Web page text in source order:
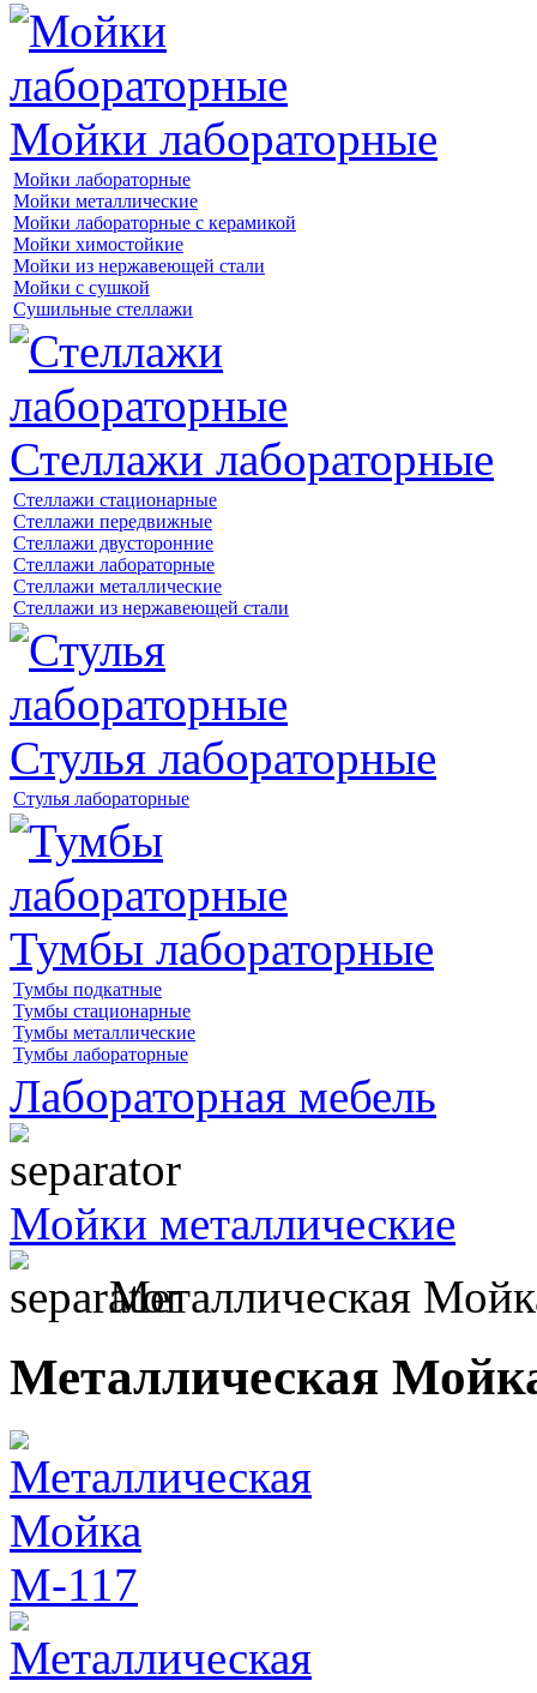
Мойки лабораторные
Мойки лабораторные
Мойки металлические
Мойки лабораторные с керамикой
Мойки химостойкие
Мойки из нержавеющей стали
Мойки с сушкой
Сушильные стеллажи
Стеллажи лабораторные
Стеллажи стационарные
Стеллажи передвижные
Стеллажи двусторонние
Стеллажи лабораторные
Стеллажи металлические
Стеллажи из нержавеющей стали
Стулья лабораторные
Стулья лабораторные
Тумбы лабораторные
Тумбы подкатные
Тумбы стационарные
Тумбы металлические
Тумбы лабораторные
Лабораторная мебель
Мойки металлические
Металлическая
Металлическая